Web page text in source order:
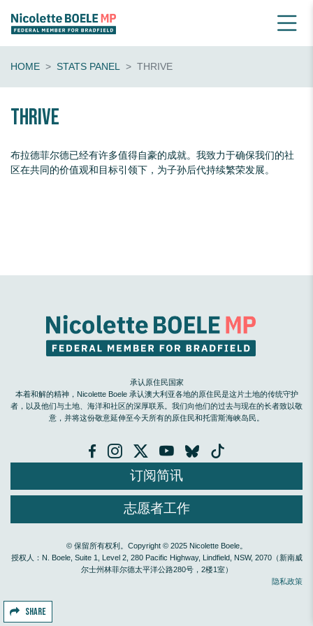
HOME STATS PANEL THRIVE
thrive
布拉德菲尔德已经有许多值得自豪的成就。我致力于确保我们的社
区在共同的价值观和目标引领下，为子孙后代持续繁荣发展。
SHARE
承认原住民国家
本着和解的精神，Nicolette Boele 承认澳大利亚各地的原住民是这片土地的传统守护
者，以及他们与土地、海洋和社区的深厚联系。我们向他们的过去与现在的长者致以敬
意，并将这份敬意延伸至今天所有的原住民和托雷斯海峡岛民。
订阅简讯
志愿者工作
© 保留所有权利。Copyright © 2025 Nicolette Boele。
授权人：N. Boele, Suite 1, Level 2, 280 Pacific Highway, Lindfield, NSW, 2070（新南威
尔士州林菲尔德太平洋公路280号，2楼1室）
隐私政策